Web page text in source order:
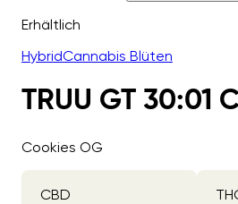
Erhältlich
HybridCannabis Blüten
TRUU GT 30:01
Cookies OG
CBD